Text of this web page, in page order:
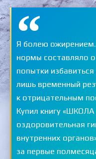
Я болею
нормы составляло
попытки
лишь временный
к отрицательным
Купил книгу
оздоровительная
внутренних
за первые